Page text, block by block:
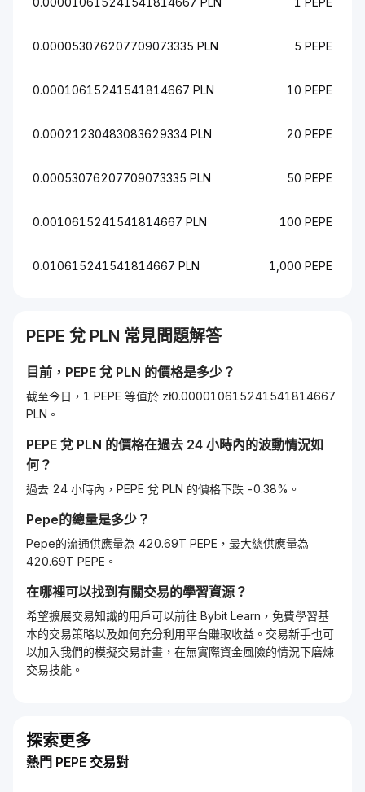
0.000053076207709073335 PLN 5 PEPE
0.00010615241541814667 PLN 10 PEPE
0.00021230483083629334 PLN 20 PEPE
0.00053076207709073335 PLN 50 PEPE
0.0010615241541814667 PLN 100 PEPE
0.010615241541814667 PLN 1,000 PEPE
PEPE 兌 PLN 常見問題解答
目前， PEPE 兌 PLN 的價格是多少？
截至今日，1 PEPE 等值於 zł0.000010615241541814667
PLN。
PEPE 兌 PLN 的價格在過去 24 小時內的波動情況如
何？
過去 24 小時內，PEPE 兌 PLN 的價格下跌 -0.38%。
Pepe的總量是多少？
Pepe的流通供應量為 420.69T PEPE，最大總供應量為
420.69T PEPE。
在哪裡可以找到有關交易的學習資源？
希望擴展交易知識的用戶可以前往 Bybit Learn，免費學習基
本的交易策略以及如何充分利用平台賺取收益。交易新手也可
以加入我們的模擬交易計畫，在無實際資金風險的情況下磨煉
交易技能。
探索更多
熱門 PEPE 交易對